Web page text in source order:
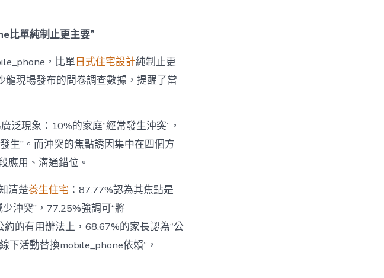
比單純制止更主要”
，比單日式住宅設計純制止更
現場發布的問卷調查數據，提醒了當
泛現象：10%的家庭“經常發生沖突”，
發生”。而沖突的焦點誘因集中在四個方
應用、溝通錯位。
清楚養生住宅 ：87.77%認為其焦點是
沖突”，77.25%強調可“將
約的有用辦法上，68.67%的家長認為“公
下活動替換mobile_phone依賴”，